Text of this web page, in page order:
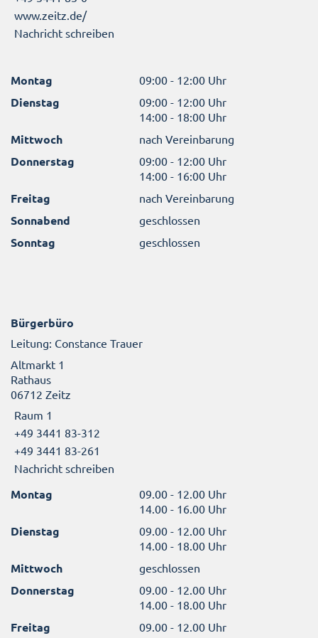
www.zeitz.de/
Nachricht schreiben
Montag 09:00 - 12:00 Uhr
Dienstag
09:00 - 12:00 Uhr
14:00 - 18:00 Uhr
Mittwoch nach Vereinbarung
Donnerstag
09:00 - 12:00 Uhr
14:00 - 16:00 Uhr
Freitag nach Vereinbarung
Sonnabend geschlossen
Sonntag geschlossen
Bürgerbüro
Leitung: Constance Trauer
Altmarkt 1
Rathaus
06712 Zeitz
Raum 1
+49 3441 83-312
+49 3441 83-261
Nachricht schreiben
Montag
09.00 - 12.00 Uhr
14.00 - 16.00 Uhr
Dienstag
09.00 - 12.00 Uhr
14.00 - 18.00 Uhr
Mittwoch geschlossen
Donnerstag
09.00 - 12.00 Uhr
14.00 - 18.00 Uhr
Freitag 09.00 - 12.00 Uhr